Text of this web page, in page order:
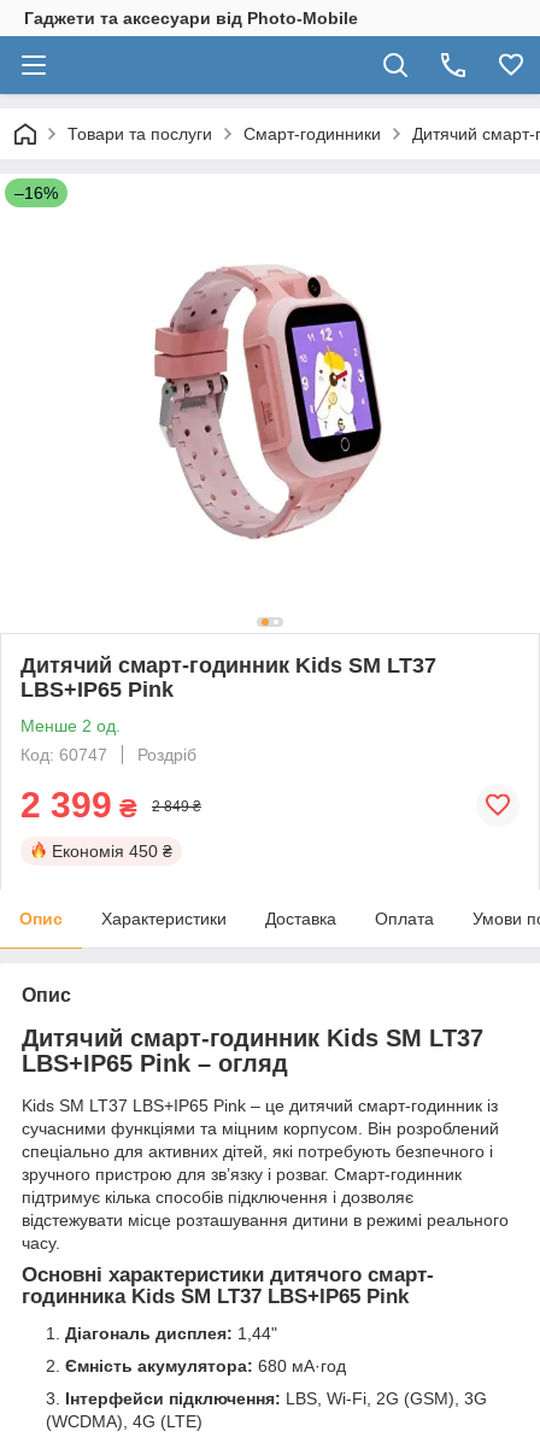
Гаджети та аксесуари від Photo-Mobile
Товари та послуги Смарт-годинники Дитячий
–16%
Дитячий смарт-годинник Kids SM LT37
LBS+IP65 Pink
Менше 2 од.
Код: 60747
Роздріб
2 399 ₴ 2 849 ₴
Економія 450 ₴
Опис Характеристики Доставка Оплата Умови
Опис
Дитячий смарт-годинник Kids SM LT37
LBS+IP65 Pink – огляд
Kids SM LT37 LBS+IP65 Pink – це дитячий смарт-годинник із
сучасними функціями та міцним корпусом. Він розроблений
спеціально для активних дітей, які потребують безпечного і
зручного пристрою для зв’язку і розваг. Смарт-годинник
підтримує кілька способів підключення і дозволяє
відстежувати місце розташування дитини в режимі реального
часу.
Основні характеристики дитячого смарт-
годинника Kids SM LT37 LBS+IP65 Pink
Діагональ дисплея: 1,44"
Ємність акумулятора: 680 мА·год
Інтерфейси підключення: LBS, Wi-Fi, 2G (GSM), 3G
(WCDMA), 4G (LTE)